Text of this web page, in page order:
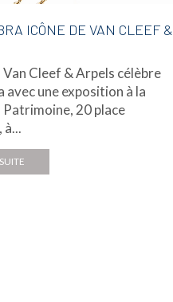
ICÔNE DE VAN CLEEF &
Van Cleef & Arpels célèbre
avec une exposition à la
Patrimoine, 20 place
à...